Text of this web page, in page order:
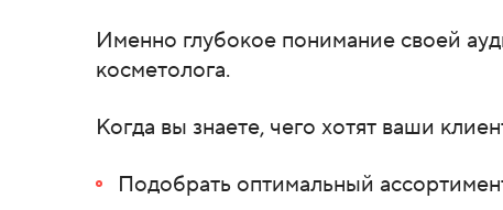
Именно глубокое понимание своей
косметолога.
Когда вы знаете, чего хотят ваши
Подобрать оптимальный